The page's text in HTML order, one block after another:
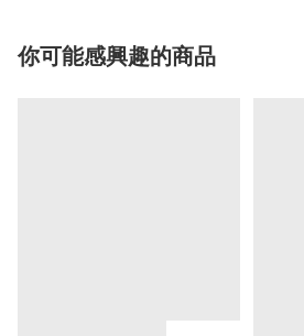
你可能感興趣的商品